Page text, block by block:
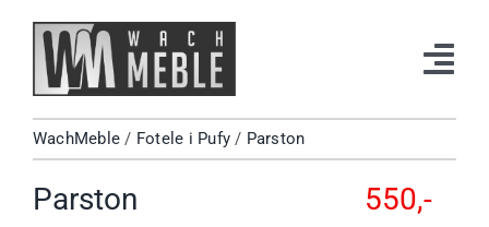
zawartości
Katalog
WachMeble / Fotele i Pufy / Parston
Parston 550,-